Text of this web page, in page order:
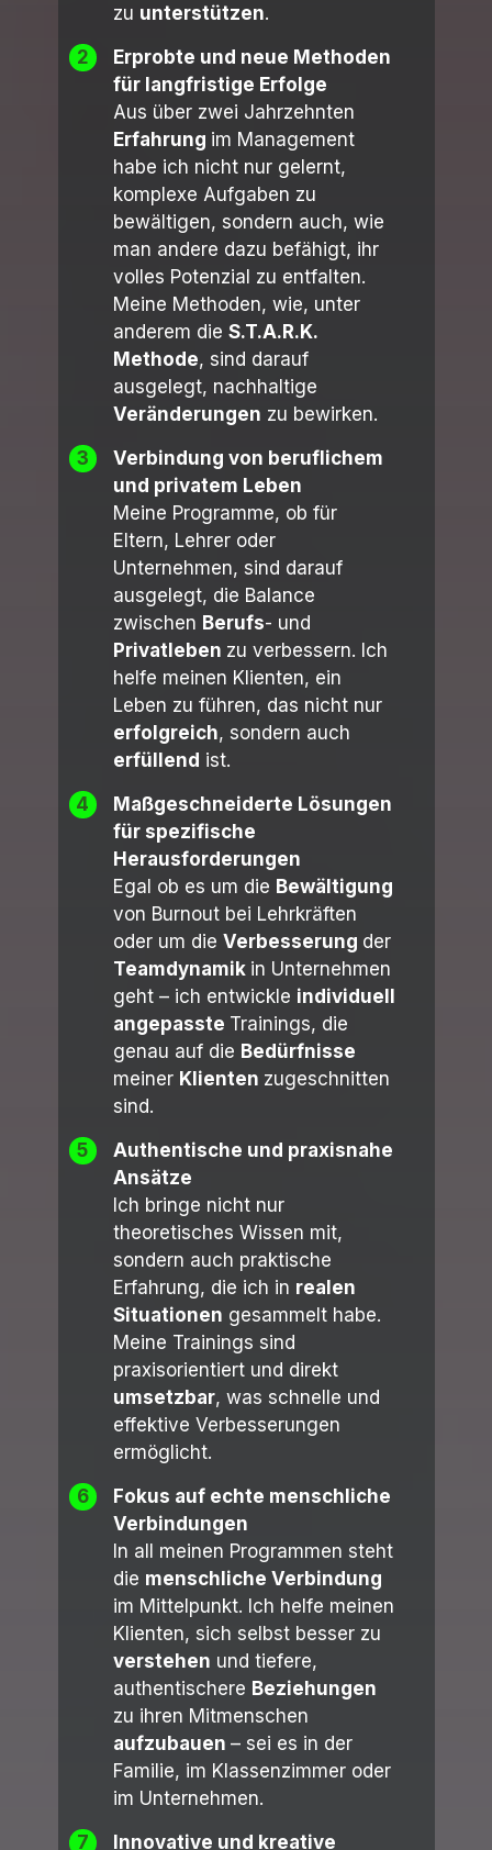
zu unterstützen.
2
Erprobte und neue Methoden
für langfristige Erfolge
Aus über zwei Jahrzehnten
Erfahrung im Management
habe ich nicht nur gelernt,
komplexe Aufgaben zu
bewältigen, sondern auch, wie
man andere dazu befähigt, ihr
volles Potenzial zu entfalten.
Meine Methoden, wie, unter
anderem die S.T.A.R.K.
Methode, sind darauf
ausgelegt, nachhaltige
Veränderungen zu bewirken.
3
Verbindung von beruflichem
und privatem Leben
Meine Programme, ob für
Eltern, Lehrer oder
Unternehmen, sind darauf
ausgelegt, die Balance
zwischen Berufs- und
Privatleben zu verbessern. Ich
helfe meinen Klienten, ein
Leben zu führen, das nicht nur
erfolgreich, sondern auch
erfüllend ist.
4
Maßgeschneiderte Lösungen
für spezifische
Herausforderungen
Egal ob es um die Bewältigung
von Burnout bei Lehrkräften
oder um die Verbesserung der
Teamdynamik in Unternehmen
geht – ich entwickle individuell
angepasste Trainings, die
genau auf die Bedürfnisse
meiner Klienten zugeschnitten
sind.
5
Authentische und praxisnahe
Ansätze
Ich bringe nicht nur
theoretisches Wissen mit,
sondern auch praktische
Erfahrung, die ich in realen
Situationen gesammelt habe.
Meine Trainings sind
praxisorientiert und direkt
umsetzbar, was schnelle und
effektive Verbesserungen
ermöglicht.
6
Fokus auf echte menschliche
Verbindungen
In all meinen Programmen steht
die menschliche Verbindung
im Mittelpunkt. Ich helfe meinen
Klienten, sich selbst besser zu
verstehen und tiefere,
authentischere Beziehungen
zu ihren Mitmenschen
aufzubauen – sei es in der
Familie, im Klassenzimmer oder
im Unternehmen.
7
Innovative und kreative